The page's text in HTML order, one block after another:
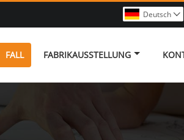
Deutsch 
FALL FABRIKAUSSTELLUNG